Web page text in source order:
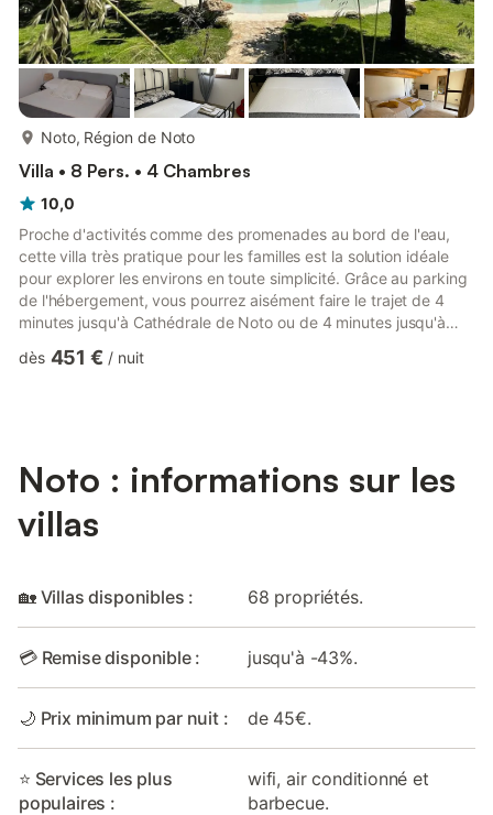
Noto, Région de Noto
Villa • 8 Pers. • 4 Chambres
10,0
Proche d'activités comme des promenades au bord de l'eau,
cette villa très pratique pour les familles est la solution idéale
pour explorer les environs en toute simplicité. Grâce au parking
de l'hébergement, vous pourrez aisément faire le trajet de 4
minutes jusqu'à Cathédrale de Noto ou de 4 minutes jusqu'à
moment de bien-être au bord d'une piscine extérieure et
dès 451 € / nuit
Noto : informations sur les
villas
🏡 Villas disponibles : 68 propriétés.
💳 Remise disponible : jusqu'à -43%.
🌙 Prix minimum par nuit : de 45€.
⭐ Services les plus
populaires :
wifi, air conditionné et
barbecue.